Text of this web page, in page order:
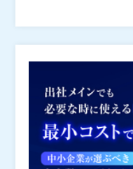
りません。
性の問題から、リモ
DPのような一般的な
結果として、システ
ために現地に駆けつ
チェックを余儀なくさ
本セミナーでは、レ
ン、BIOS操作まで
Mouse）ソリューシ
し、セキュリティ確
の選び方を実運用事
IP-KVM（Keyboard,
（リモートデスクト
ードやビデオ信号を
ーバーをセキュアに
ADDER Technology